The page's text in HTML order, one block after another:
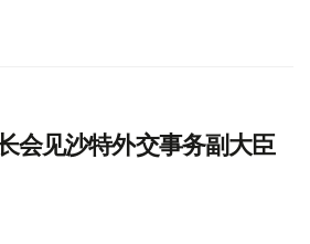
会见沙特外交事务副大臣